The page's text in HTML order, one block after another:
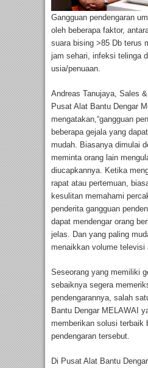
Gangguan pendengaran
oleh beberapa faktor,
suara bising >85 Db terus
jam sehari, infeksi telinga
usia/penuaan.
Andreas Tanujaya, Sales
Pusat Alat Bantu Dengar
mengatakan,“gangguan
beberapa gejala yang
mudah. Biasanya dimulai
meminta orang lain
diucapkannya. Ketika
rapat atau pertemuan,
kesulitan memahami
penderita gangguan
dapat mendengar orang
jelas. Dan yang paling
menaikkan volume televisi
Seseorang yang memiliki
sebaiknya segera
pendengarannya, salah
Bantu Dengar MELAWAI
memberikan solusi terbaik
pendengaran tersebut.
Di Pusat Alat Bantu